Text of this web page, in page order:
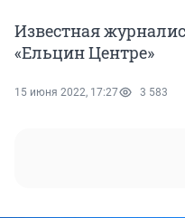
Известная
«Ельцин Центре»
15 июня 2022, 17:27 3 583